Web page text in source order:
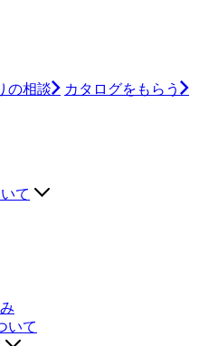
の相談 カタログをもらう
て
いて